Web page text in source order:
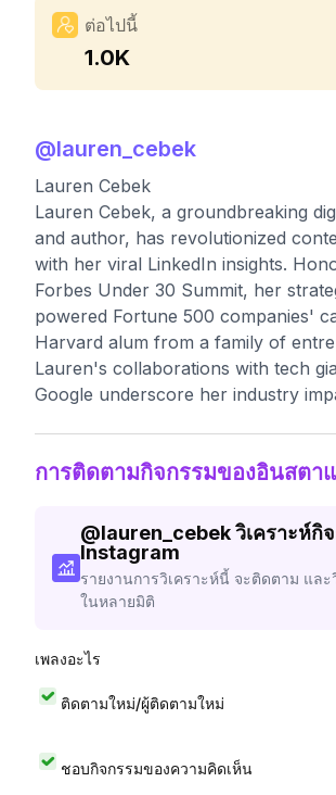
ต่อไปนี้
1.0K
@lauren_cebek
Lauren Cebek
Lauren Cebek, a groundbreaking
and author, has revolutionized
with her viral LinkedIn insights.
Forbes Under 30 Summit, her
powered Fortune 500 companies'
Harvard alum from a family of
Lauren's collaborations with tech
Google underscore her industry
การติดตามกิจกรรมของอินสตา
@lauren_cebek วิเคราะห์กิ
Instagram
รายงานการวิเคราะห์นี้ จะติดตาม แล
ในหลายมิติ
เพลงอะไร
ติดตามใหม่/ผู้ติดตามใหม่
ชอบกิจกรรมของความคิดเห็น